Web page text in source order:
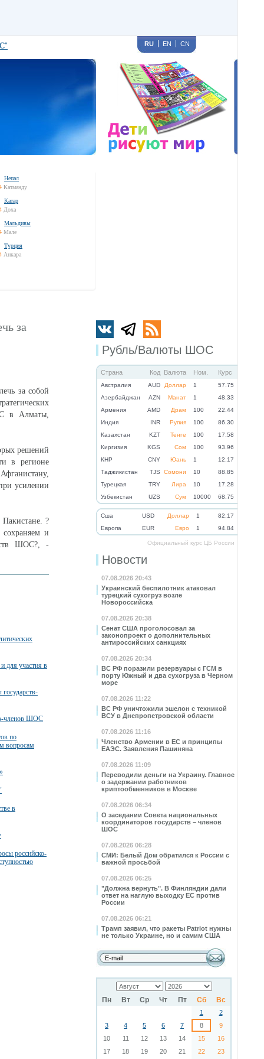
RU EN CN
Непал
Катманду
Катар
Доха
Мальдивы
Мале
Турция
Анкара
Рубль/Валюты ШОС
Страна Код Валюта Ном. Курс
Австралия AUD Доллар 1
57.75
Азербайджан
AZN Манат 1
48.33
Армения
AMD Драм 100
22.44
Индия
INR Рупия 100
86.30
Казахстан
KZT Тенге 100
17.58
Киргизия
KGS Сом 100
93.96
КНР
CNY Юань 1
12.17
Таджикистан
TJS Сомони 10
88.85
Турецкая
TRY Лира 10
17.28
Узбекистан
UZS Сум 10000 68.75
Cша USD Доллар 1
82.17
Eвропа
EUR Евро 1 94.84
Официальный курс ЦБ России
Новости
07.08.2026 20:43
Украинский беспилотник атаковал
турецкий сухогруз возле
Новороссийска
07.08.2026 20:38
Сенат США проголосовал за
законопроект о дополнительных
антироссийских санкциях
07.08.2026 20:34
ВС РФ поразили резервуары с ГСМ в
порту Южный и два сухогруза в Черном
море
07.08.2026 11:22
ВС РФ уничтожили эшелон с техникой
ВСУ в Днепропетровской области
07.08.2026 11:16
Членство Армении в ЕС и принципы
ЕАЭС. Заявления Пашиняна
07.08.2026 11:09
Переводили деньги на Украину. Главное
о задержании работников
криптообменников в Москве
07.08.2026 06:34
О заседании Совета национальных
координаторов государств – членов
ШОС
07.08.2026 06:28
СМИ: Белый Дом обратился к России с
важной просьбой
07.08.2026 06:25
"Должна вернуть". В Финляндии дали
ответ на наглую выходку ЕС против
России
07.08.2026 06:21
Трамп заявил, что ракеты Patriot нужны
не только Украине, но и самим США
Пн Вт Ср Чт Пт Сб Вс
1
2
3
4 5 6 7 8
9
10
11 12 13 14 15
16
17
18 19 20 21 22
23
за
за собой
в Алматы,
решений
в регионе
усилении
?
и
ШОС?, -
для участия в
членов ШОС
по
вопросам
в
российско-